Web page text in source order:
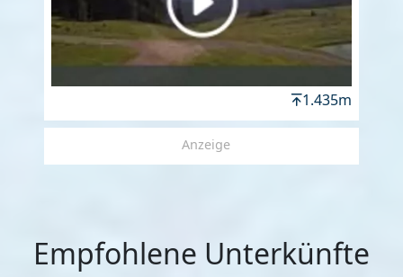
1.435m
Anzeige
Empfohlene Unterkünfte